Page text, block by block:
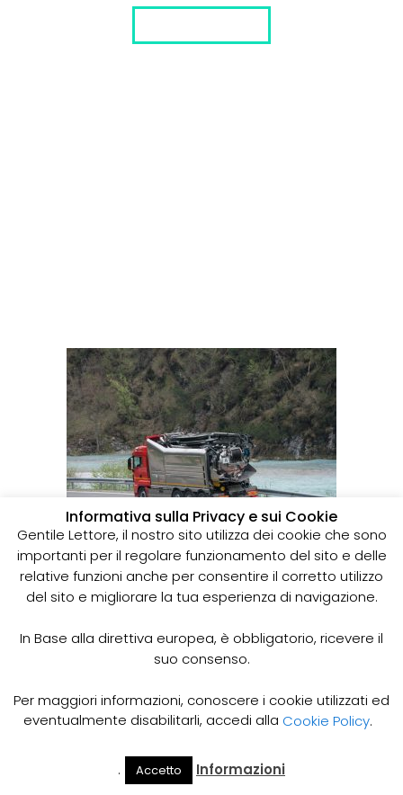
Spurgo costo: Come quantificare il costo delle spurgo,
Quali parametri conoscere per il costo dello spurgo, Come
risparmiare sui prezzi dello spurgo. Quanto costa
svuotare le fosse biologiche.
Cerca Il Mio
Informativa sulla Privacy e sui Cookie
Gentile Lettore, il nostro sito utilizza dei cookie che sono
importanti per il regolare funzionamento del sito e delle
relative funzioni anche per consentire il corretto utilizzo
del sito e migliorare la tua esperienza di navigazione.
In Base alla direttiva europea, è obbligatorio, ricevere il
suo consenso.
Per maggiori informazioni, conoscere i cookie utilizzati ed
eventualmente disabilitarli, accedi alla Cookie Policy.
. Accetto Informazioni